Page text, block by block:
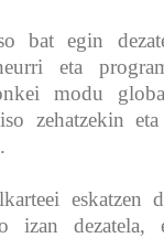
bat egin
eta
modu
zehatzekin
eskatzen
izan